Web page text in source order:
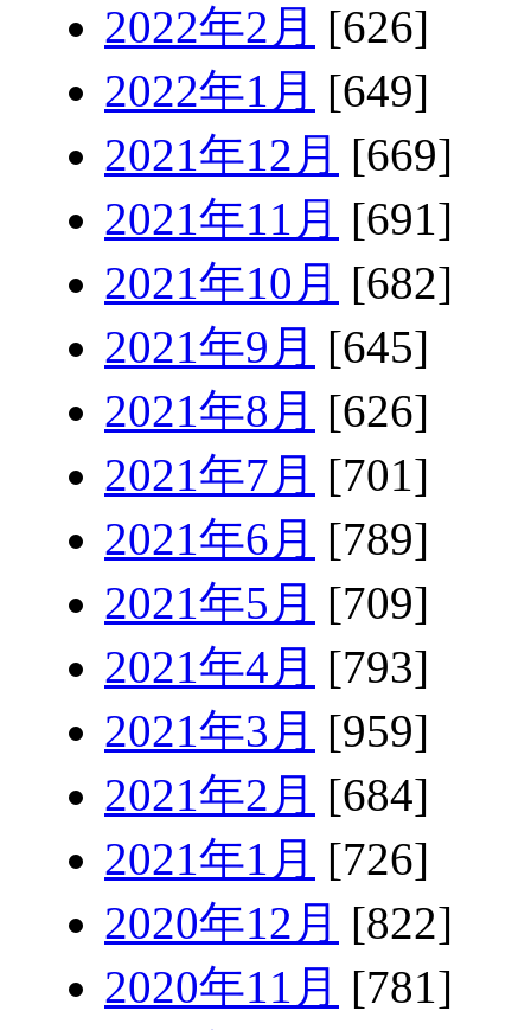
2022年2月 [626]
2022年1月 [649]
2021年12月 [669]
2021年11月 [691]
2021年10月 [682]
2021年9月 [645]
2021年8月 [626]
2021年7月 [701]
2021年6月 [789]
2021年5月 [709]
2021年4月 [793]
2021年3月 [959]
2021年2月 [684]
2021年1月 [726]
2020年12月 [822]
2020年11月 [781]